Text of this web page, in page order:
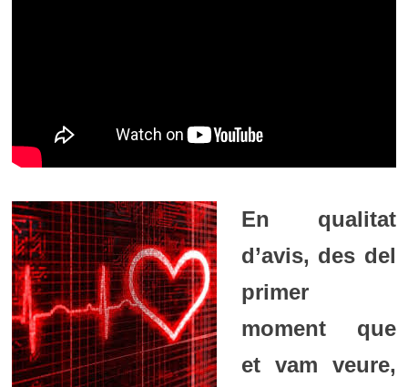
En qualitat
d’avis, des del
primer
moment que
et vam veure,